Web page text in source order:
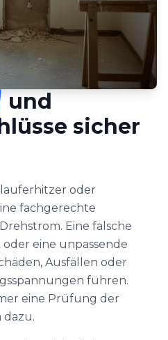
und
sicher
oder
fachgerechte
Eine falsche
eine unpassende
Ausfällen oder
führen.
eine Prüfung der
dazu.